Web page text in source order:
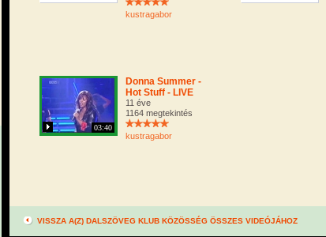
kustragabor
03:40
Donna Summer -
Hot Stuff - LIVE
11 éve
1164 megtekintés
kustragabor
VISSZA A(Z) DALSZÖVEG KLUB KÖZÖSSÉG ÖSSZES VIDEÓJÁHOZ